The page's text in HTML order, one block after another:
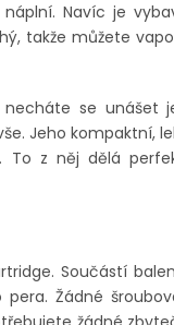
Navíc je
takže můžete
necháte se unášet
Jeho kompaktní,
To z něj dělá
Součástí
Žádné